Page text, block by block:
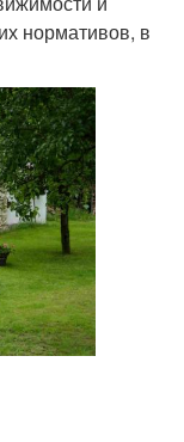
нормативов, в